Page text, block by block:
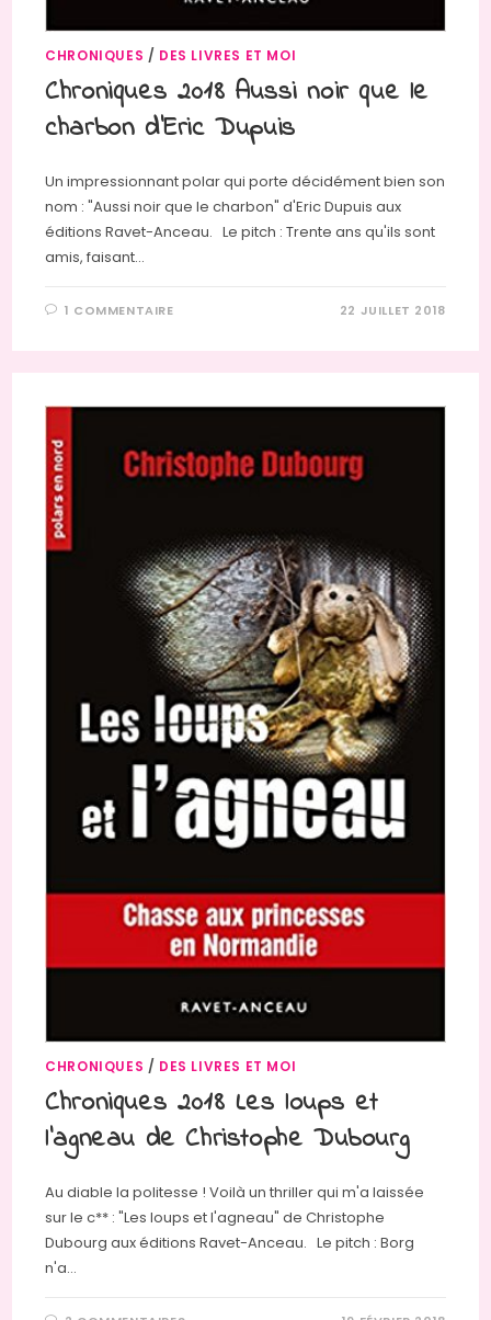
CHRONIQUES / DES LIVRES ET MOI
Chroniques 2018 Aussi noir que le
charbon d’Eric Dupuis
Un impressionnant polar qui porte décidément bien son
nom : "Aussi noir que le charbon" d'Eric Dupuis aux
éditions Ravet-Anceau. Le pitch : Trente ans qu'ils sont
amis, faisant…
1 COMMENTAIRE 22 JUILLET 2018
CHRONIQUES / DES LIVRES ET MOI
Chroniques 2018 Les loups et
l’agneau de Christophe Dubourg
Au diable la politesse ! Voilà un thriller qui m'a laissée
sur le c** : "Les loups et l'agneau" de Christophe
Dubourg aux éditions Ravet-Anceau. Le pitch : Borg
n'a…